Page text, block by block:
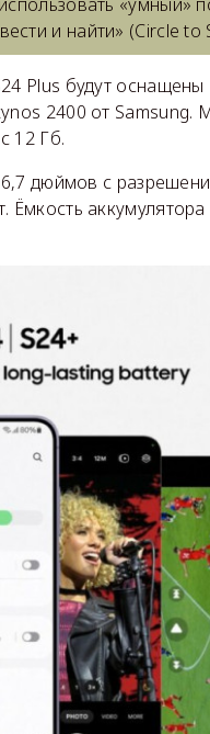
«умный»
и найти» (Circle to
Plus будут
2400 от Samsung.
12 Гб.
дюймов с
Ёмкость